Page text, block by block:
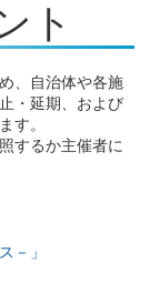
ト
、自治体や各施
・延期、および
す。
するか主催者に
－」